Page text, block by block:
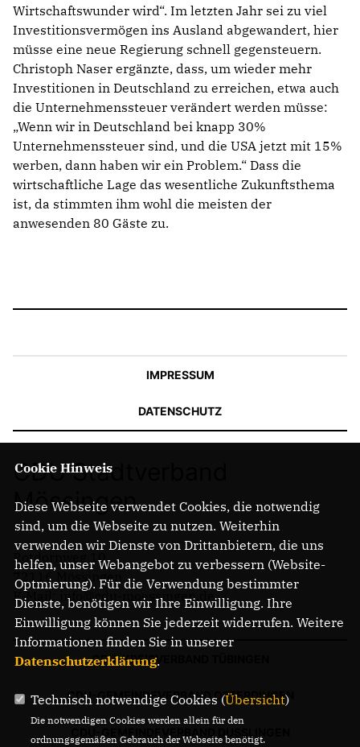
Wirtschaftswunder wird“. Im letzten Jahr sei zu viel
Investitionsvermögen ins Ausland abgewandert, hier
müsse eine neue Regierung schnell gegensteuern.
Christoph Naser ergänzte, dass, um wieder mehr
Investitionen in Deutschland zu erreichen, etwa auch
die Unternehmenssteuer verändert werden müsse:
Wenn wir in Deutschland bei knapp 30%
Unternehmenssteuer sind, und die USA jetzt mit 15%
werben, dann haben wir ein Problem.“ Dass die
wirtschaftliche Lage das wesentliche Zukunftsthema
ist, da stimmten ihm wohl die meisten der
anwesenden 80 Gäste zu.
IMPRESSUM
DATENSCHUTZ
CDU Stadtverband
Mössingen
Rotdornweg 10
72116 Mössingen
E-Mail: info@cdu-moessingen.de
CDU-KREISVERBAND TÜBINGEN
CDU-GEMEINDEVERBAND OFTERDINGEN
Cookie Hinweis
Diese Webseite verwendet Cookies, die notwendig
sind, um die Webseite zu nutzen. Weiterhin
verwenden wir Dienste von Drittanbietern, die uns
helfen, unser Webangebot zu verbessern (Website-
Optmierung). Für die Verwendung bestimmter
Dienste, benötigen wir Ihre Einwilligung. Ihre
Einwilligung können Sie jederzeit widerrufen. Weitere
Informationen finden Sie in unserer
Datenschutzerklärung.
Technisch notwendige Cookies (Übersicht)
Die notwendigen Cookies werden allein für den
ordnungsgemäßen Gebrauch der Webseite benötigt.